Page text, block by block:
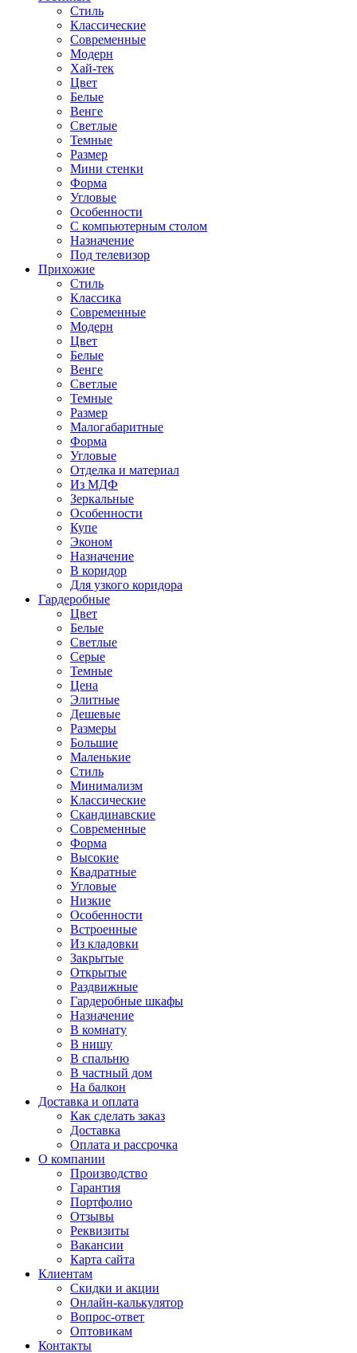
Стиль
Классические
Современные
Модерн
Хай-тек
Цвет
Белые
Венге
Светлые
Темные
Размер
Мини стенки
Форма
Угловые
Особенности
С компьютерным столом
Назначение
Под телевизор
Прихожие
Стиль
Классика
Современные
Модерн
Цвет
Белые
Венге
Светлые
Темные
Размер
Малогабаритные
Форма
Угловые
Отделка и материал
Из МДФ
Зеркальные
Особенности
Купе
Эконом
Назначение
В коридор
Для узкого коридора
Гардеробные
Цвет
Белые
Светлые
Серые
Темные
Цена
Элитные
Дешевые
Размеры
Большие
Маленькие
Стиль
Минимализм
Классические
Скандинавские
Современные
Форма
Высокие
Квадратные
Угловые
Низкие
Особенности
Встроенные
Из кладовки
Закрытые
Открытые
Раздвижные
Гардеробные шкафы
Назначение
В комнату
В нишу
В спальню
В частный дом
На балкон
Доставка и оплата
Как сделать заказ
Доставка
Оплата и рассрочка
О компании
Производство
Гарантия
Портфолио
Отзывы
Реквизиты
Вакансии
Карта сайта
Клиентам
Скидки и акции
Онлайн-калькулятор
Вопрос-ответ
Оптовикам
Контакты